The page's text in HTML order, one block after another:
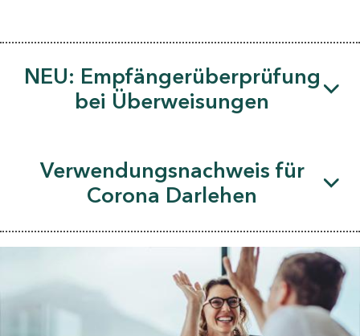
NEU: Empfängerüberprüfung
bei Überweisungen
Verwendungsnachweis für
Corona Darlehen